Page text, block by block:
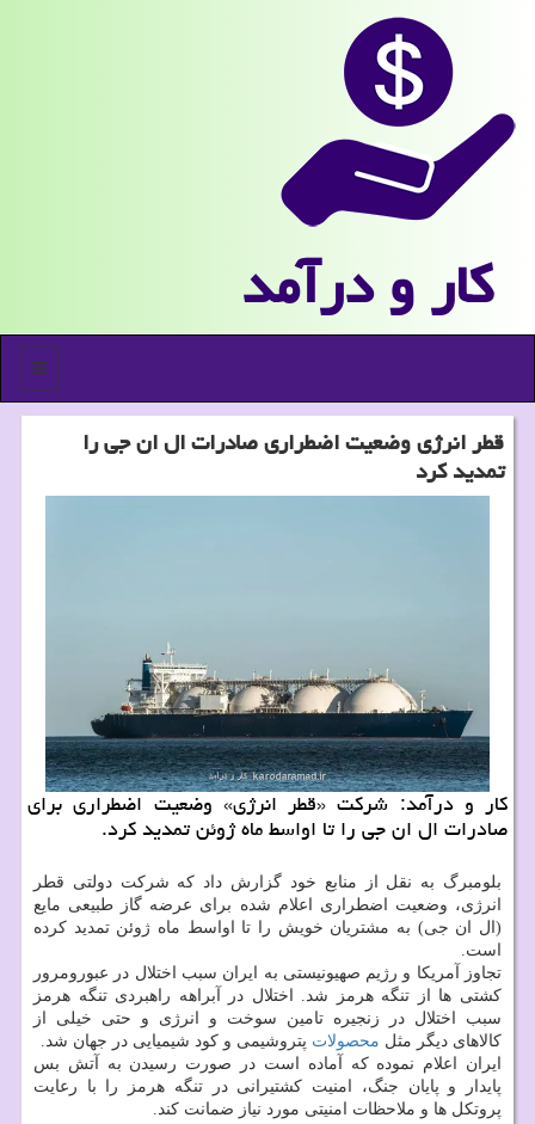
كار و درآمد
منو
قطر انرژی وضعیت اضطراری صادرات ال ان جی را
تمدید کرد
کار و درآمد: شرکت «قطر انرژی» وضعیت اضطراری برای
صادرات ال ان جی را تا اواسط ماه ژوئن تمدید کرد.
بلومبرگ به نقل از منابع خود گزارش داد که شرکت دولتی قطر
انرژی، وضعیت اضطراری اعلام شده برای عرضه گاز طبیعی مایع
(ال ان جی) به مشتریان خویش را تا اواسط ماه ژوئن تمدید کرده
است.
تجاوز آمریکا و رژیم صهیونیستی به ایران سبب اختلال در عبورومرور
کشتی ها از تنگه هرمز شد. اختلال در آبراهه راهبردی تنگه هرمز
سبب اختلال در زنجیره تامین سوخت و انرژی و حتی خیلی از
کالاهای دیگر مثل محصولات پتروشیمی و کود شیمیایی در جهان شد.
ایران اعلام نموده که آماده است در صورت رسیدن به آتش بس
پایدار و پایان جنگ، امنیت کشتیرانی در تنگه هرمز را با رعایت
پروتکل ها و ملاحظات امنیتی مورد نیاز ضمانت کند.